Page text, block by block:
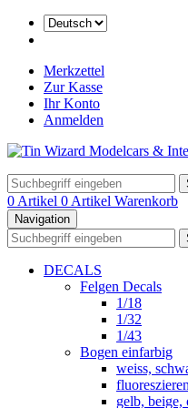
Merkzettel
Zur Kasse
Ihr Konto
Anmelden
0 Artikel 0 Artikel Warenkorb
Navigation
DECALS
Felgen Decals
1/18
1/32
1/43
Bogen einfarbig
weiss,
gelb, beige,